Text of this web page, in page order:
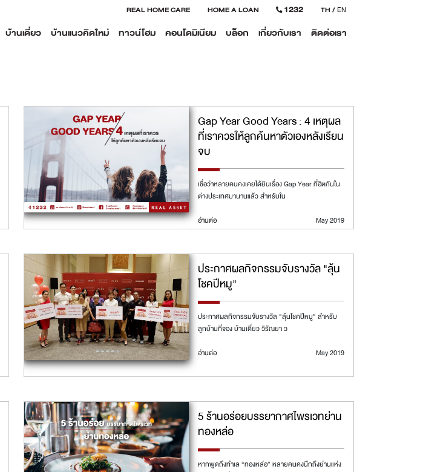
REAL HOME CARE HOME A LOAN 1232 TH/EN
บ้านเดี่ยว บ้านแนวคิดใหม่ ทาวน์โฮม คอนโดมิเนียม บล็อก เกี่ยวกับเรา ติดต่อเรา
Gap Year Good Years : 4 เหตุผล
ที่เราควรให้ลูกค้นหาตัวเองหลังเรียน
จบ
เชื่อว่าหลายคนคงเคยได้ยินเรื่อง Gap Year ที่ฮิตกันใน
ต่างประเทศมานานแล้ว สำหรับใน
May 2019
อ่านต่อ
ประกาศผลกิจกรรมจับรางวัล "ลุ้น
โชคปีหมู"
ประกาศผลกิจกรรมจับรางวัล "ลุ้นโชคปีหมู" สำหรับ
ลูกบ้านที่จอง บ้านเดี่ยว วิรัณยา ว
May 2019
อ่านต่อ
5 ร้านอร่อยบรรยากาศไพรเวทย่าน
ทองหล่อ
หากพูดถึงทำเล “ทองหล่อ” หลายคนคงนึกถึงย่านแห่ง